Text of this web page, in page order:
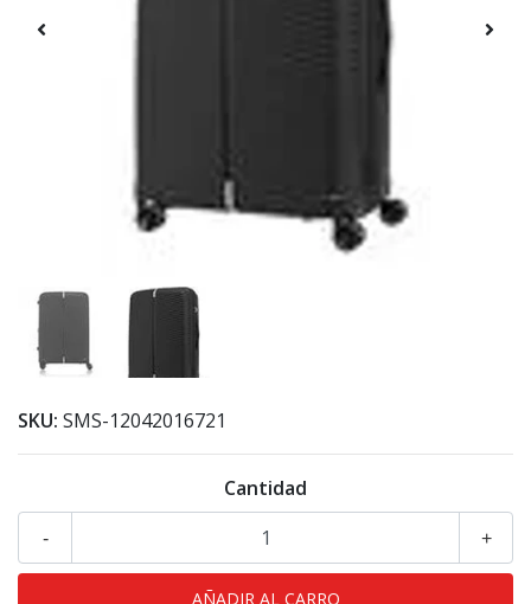
SKU: SMS-12042016721
Cantidad
+
-